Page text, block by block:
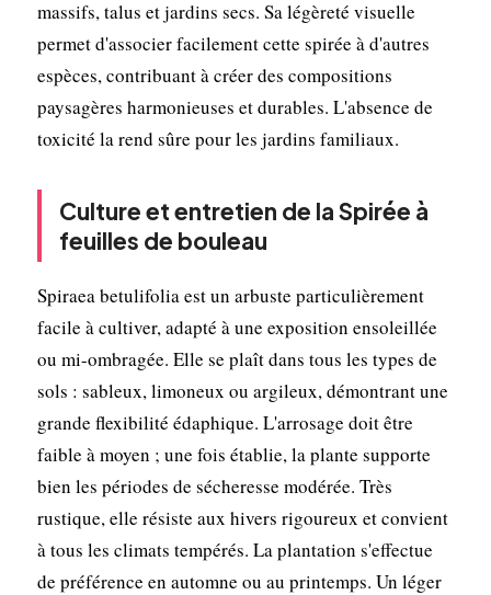
massifs, talus et jardins secs. Sa légèreté visuelle
permet d'associer facilement cette spirée à d'autres
espèces, contribuant à créer des compositions
paysagères harmonieuses et durables. L'absence de
toxicité la rend sûre pour les jardins familiaux.
Culture et entretien de la Spirée à
feuilles de bouleau
Spiraea betulifolia est un arbuste particulièrement
facile à cultiver, adapté à une exposition ensoleillée
ou mi-ombragée. Elle se plaît dans tous les types de
sols : sableux, limoneux ou argileux, démontrant une
grande flexibilité édaphique. L'arrosage doit être
faible à moyen ; une fois établie, la plante supporte
bien les périodes de sécheresse modérée. Très
rustique, elle résiste aux hivers rigoureux et convient
à tous les climats tempérés. La plantation s'effectue
de préférence en automne ou au printemps. Un léger